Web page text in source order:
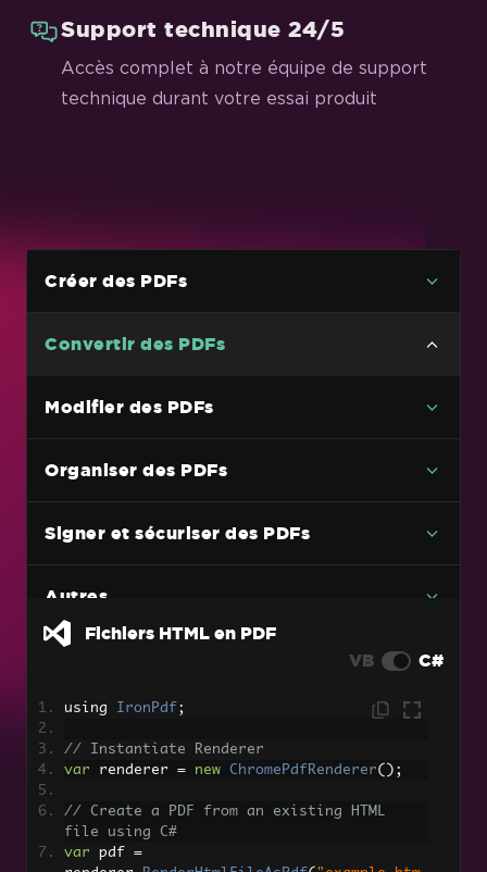
Support technique 24/5
Accès complet à notre équipe de support
technique durant votre essai produit
Créer des PDFs
Convertir des PDFs
Chaîne HTML vers PDF
Exemple de code C# PDF vers image (sans
TIFF en PDF avec support multi-pages
Page web dynamique vers PDFs
Modifier des PDFs
Organiser des PDFs
Signer et sécuriser des PDFs
Autres
Fichiers HTML en PDF
VB
C#
using IronPdf ;
// Instantiate Renderer
var renderer = new ChromePdfRenderer();
// Create a PDF from an existing HTML
file using C#
var pdf =